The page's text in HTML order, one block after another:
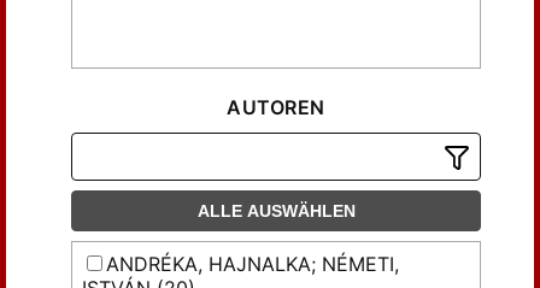
AUTOREN
ALLE AUSWÄHLEN
ANDRÉKA, HAJNALKA; NÉMETI,